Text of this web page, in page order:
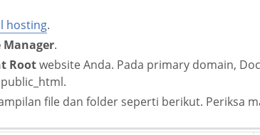
hosting.
Manager.
Rootwebsite Anda. Pada primary domain,
file dan folder seperti berikut. Periksa